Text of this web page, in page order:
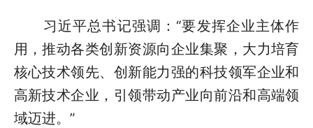
习近平总书记强调：“要发挥企业主体作
用，推动各类创新资源向企业集聚，大力培育
核心技术领先、创新能力强的科技领军企业和
高新技术企业，引领带动产业向前沿和高端领
域迈进。”